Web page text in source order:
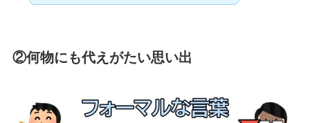
②何物にも代えがたい思い出